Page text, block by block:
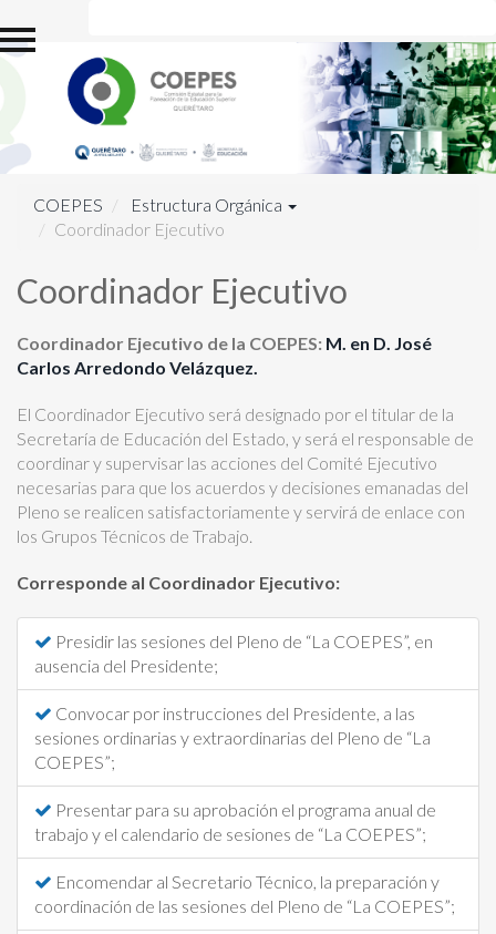
Estructura Orgánica
Directorio
Sistema de Evaluación y
Educación Superior
(SEAES)
COEPES
COEPES
de Educación Superior
Carreras
Solicitud para la apertura
de un nuevo programa
educativo
Información de Interés
Eventos y Actividades
COEPES
Estructura Orgánica
Coordinador Ejecutivo
Coordinador Ejecutivo
Coordinador Ejecutivo de la COEPES: M. en D. José
Carlos Arredondo Velázquez.
El Coordinador Ejecutivo será designado por el titular de la
Secretaría de Educación del Estado, y será el responsable de
coordinar y supervisar las acciones del Comité Ejecutivo
necesarias para que los acuerdos y decisiones emanadas del
Pleno se realicen satisfactoriamente y servirá de enlace con
los Grupos Técnicos de Trabajo.
Corresponde al Coordinador Ejecutivo:
Presidir las sesiones del Pleno de “La COEPES”, en
ausencia del Presidente;
Convocar por instrucciones del Presidente, a las
sesiones ordinarias y extraordinarias del Pleno de “La
COEPES”;
Presentar para su aprobación el programa anual de
trabajo y el calendario de sesiones de “La COEPES”;
Encomendar al Secretario Técnico, la preparación y
coordinación de las sesiones del Pleno de “La COEPES”;